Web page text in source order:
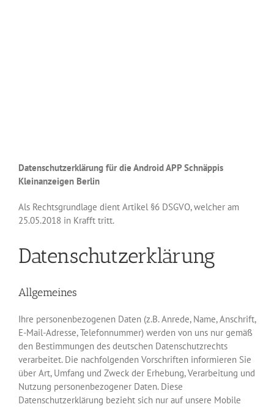
Datenschutzerklärung für die Android APP Schnäppis
Kleinanzeigen Berlin
Als Rechtsgrundlage dient Artikel §6 DSGVO, welcher am
25.05.2018 in Krafft tritt.
Datenschutzerklärung
Allgemeines
Ihre personenbezogenen Daten (z.B. Anrede, Name, Anschrift,
E-Mail-Adresse, Telefonnummer) werden von uns nur gemäß
den Bestimmungen des deutschen Datenschutzrechts
verarbeitet. Die nachfolgenden Vorschriften informieren Sie
über Art, Umfang und Zweck der Erhebung, Verarbeitung und
Nutzung personenbezogener Daten. Diese
Datenschutzerklärung bezieht sich nur auf unsere Mobile